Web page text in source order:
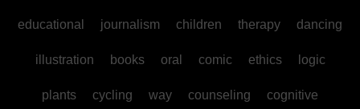
educational journalism children therapy dancing
illustration books oral comic ethics logic
plants cycling way counseling cognitive